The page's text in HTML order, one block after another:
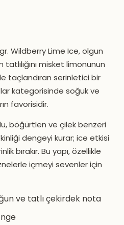
Wildberry Lime Ice, olgun
misket limonunun
taçlandıran serinletici bir
kategorisinde soğuk ve
favorisidir.
böğürtlen ve çilek benzeri
dengeyi kurar; ice etkisi
bırakır. Bu yapı, özellikle
içmeyi sevenler için
ve tatlı çekirdek nota